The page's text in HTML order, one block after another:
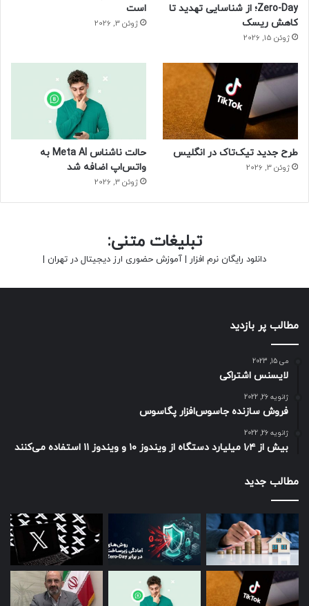
Zero-Day؛ از شناسایی تهدید تا
کاهش ریسک
ژوئن 15, 2026
است
ژوئن 3, 2026
طرح جدید تیک‌تاک در انگلیس
ژوئن 3, 2026
حالت ناشناس Meta AI به
واتس‌اپ اضافه شد
ژوئن 3, 2026
تبلیغات متنی:
دانلود رایگان نرم افزار | آموزش حضوری ارز دیجیتال در تهران |
مطالب پر بازدید
می 15, 2023
لایسنس اشتراکی
ژانویه 26, 2022
فروش سازنده جاسوس‌افزار پگاسوس
ژانویه 26, 2022
بیش از ۱٫۴ میلیارد دستگاه از ویندوز ۱۰ و ویندوز ۱۱ استفاده می‌کنند
مطالب جدید